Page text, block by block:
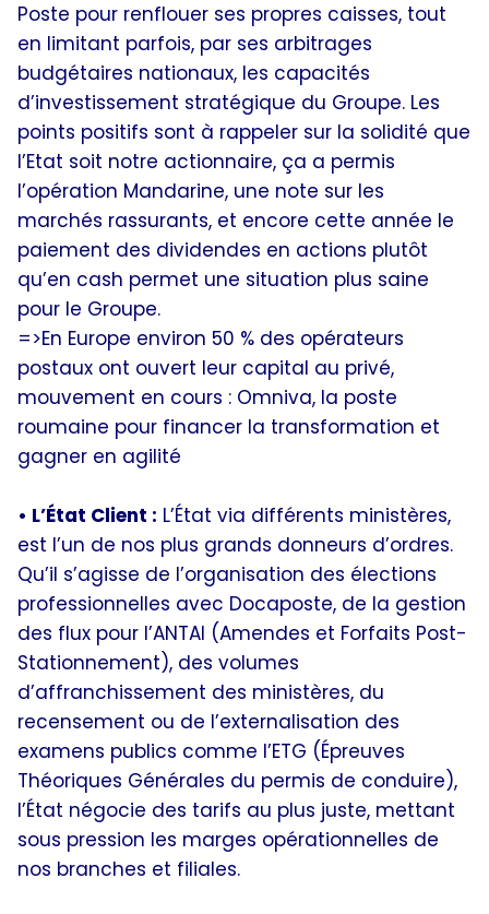
Poste pour renflouer ses propres caisses, tout
en limitant parfois, par ses arbitrages
budgétaires nationaux, les capacités
d’investissement stratégique du Groupe. Les
points positifs sont à rappeler sur la solidité que
l’Etat soit notre actionnaire, ça a permis
l’opération Mandarine, une note sur les
marchés rassurants, et encore cette année le
paiement des dividendes en actions plutôt
qu’en cash permet une situation plus saine
pour le Groupe.
=>En Europe environ 50 % des opérateurs
postaux ont ouvert leur capital au privé,
mouvement en cours : Omniva, la poste
roumaine pour financer la transformation et
gagner en agilité
• L’État Client : L’État via différents ministères,
est l’un de nos plus grands donneurs d’ordres.
Qu’il s’agisse de l’organisation des élections
professionnelles avec Docaposte, de la gestion
des flux pour l’ANTAI (Amendes et Forfaits Post-
Stationnement), des volumes
d’affranchissement des ministères, du
recensement ou de l’externalisation des
examens publics comme l’ETG (Épreuves
Théoriques Générales du permis de conduire),
l’État négocie des tarifs au plus juste, mettant
sous pression les marges opérationnelles de
nos branches et filiales.